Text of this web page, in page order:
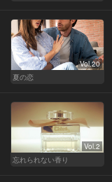
Vol.20
夏の恋
Vol.2
忘れられない香り